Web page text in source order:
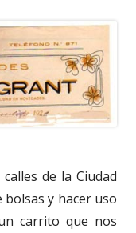
de la Ciudad
y hacer uso
carrito que nos